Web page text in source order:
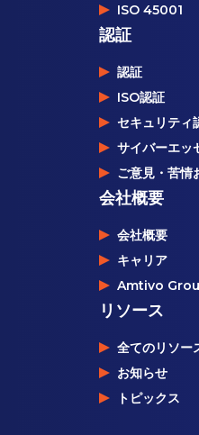
ISO 45001
認証
認証
ISO認証
セキュリティ
サイバーエッ
ご意見・苦情
会社概要
会社概要
キャリア
Amtivo
リソース
全てのリソー
お知らせ
トピックス